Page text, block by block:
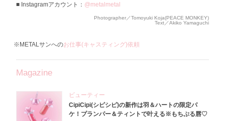
Instagramアカウント： @metalmetal
Photographer／Tomoyuki Koja(PEACE MONKEY)
Text／Akiko Yamaguchi
※METALサンへのお仕事(キャスティング)依頼
Magazine
ビューティー
CipiCipi(シピシピ)の新作は羽＆ハートの限定パ
ケ！プランパー＆ティントで叶える※もちぷる唇♡